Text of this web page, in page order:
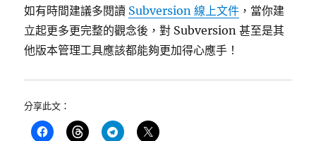
如有時間建議多閱讀 Subversion 線上文件 ，當你建
立起更多更完整的觀念後，對 Subversion 甚至是其
他版本管理工具應該都能夠更加得心應手！
分享此文：